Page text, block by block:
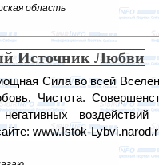
область
Источник Любви
Сила во всей
Чистота.
www.Istok-